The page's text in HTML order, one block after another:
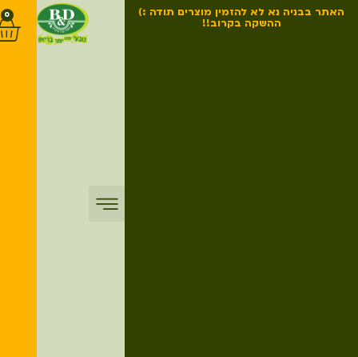
האתר בבניה נא לא להזמין מוצרים תודה :)
ההשקה בקרוב!!
0